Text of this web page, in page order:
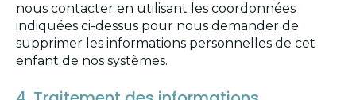
nous contacter en utilisant les coordonnées
indiquées ci-dessus pour nous demander de
supprimer les informations personnelles de cet
enfant de nos systèmes.